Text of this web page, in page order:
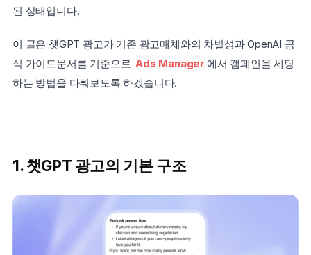
된 상태입니다.
이 글은 챗GPT 광고가 기존 광고매체와의 차별성과 OpenAI 공
식 가이드문서를 기준으로 Ads Manager 에서 캠페인을 세팅
하는 방법을 다뤄보도록 하겠습니다.
1. 챗GPT 광고의 기본 구조